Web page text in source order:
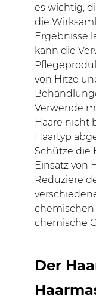
es wichtig,
die
Ergebnisse
kann die
von Hitze
Verwende
Haare nicht
Haartyp
Schütze die
Einsatz von
Reduziere
chemischen
chemische
Der